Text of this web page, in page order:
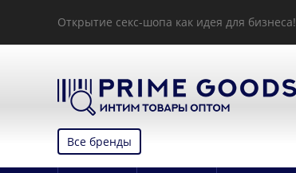
Открытие секс-шопа как идея для бизнеса!
Все бренды